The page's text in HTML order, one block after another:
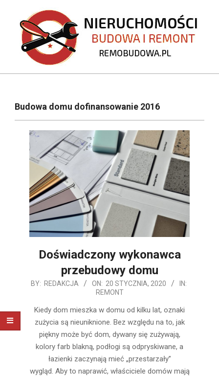
content
REMOBUDOWA.PL
NavigationBudowa domu dofinansowanie 2016
Doświadczony wykonawca
przebudowy domu
2020-
20
BY: REDAKCJA ON: 20 STYCZNIA, 2020
IN:
REMONT
Kiedy dom mieszka w domu od kilku lat, oznaki
zużycia są nieuniknione. Bez względu na to, jak
piękny może być dom, dywany się zużywają,
kolory farb blakną, podłogi są odpryskiwane, a
łazienki zaczynają mieć „przestarzały”
wygląd. Aby to naprawić, właściciele domów mają